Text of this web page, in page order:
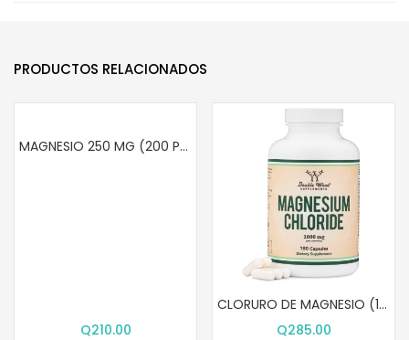
PRODUCTOS RELACIONADOS
MAGNESIO 250 MG (200 PASTILLAS)
Q210.00
CLORURO DE MAGNESIO (180 PASTILLAS)
Q285.00